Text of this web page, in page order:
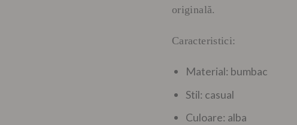
originală.
Caracteristici:
Material: bumbac
Stil: casual
Culoare: alba